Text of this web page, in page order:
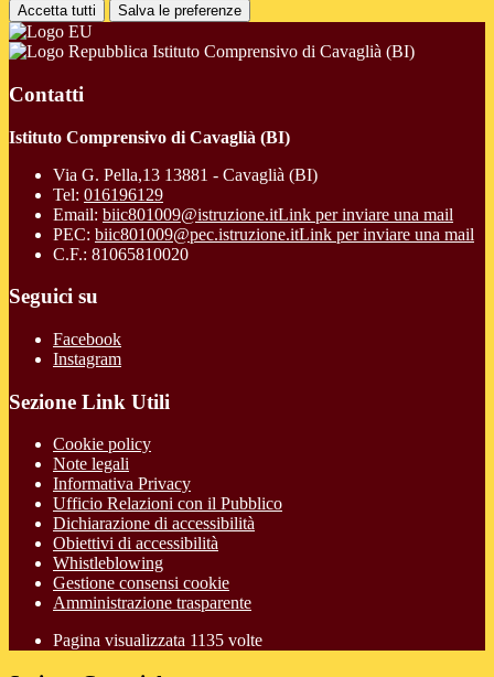
Accetta tutti Salva le preferenze
Istituto Comprensivo di Cavaglià (BI)
Contatti
Istituto Comprensivo di Cavaglià (BI)
Via G. Pella,13 13881 - Cavaglià (BI)
Tel: 016196129
Email: biic801009@istruzione.itLink per inviare una mail
PEC: biic801009@pec.istruzione.itLink per inviare una mail
C.F.: 81065810020
Seguici su
Facebook
Instagram
Sezione Link Utili
Cookie policy
Note legali
Informativa Privacy
Ufficio Relazioni con il Pubblico
Dichiarazione di accessibilità
Obiettivi di accessibilità
Whistleblowing
Gestione consensi cookie
Amministrazione trasparente
Pagina visualizzata 1135 volte